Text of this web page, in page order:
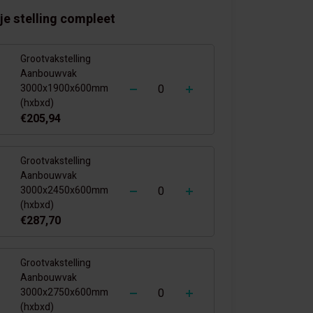
stelling compleet
Grootvakstelling
Aanbouwvak
3000x1900x600mm
(hxbxd)
€205,94
-
Grootvakstelling
Aanbouwvak
3000x2450x600mm
(hxbxd)
€287,70
-
Grootvakstelling
Aanbouwvak
3000x2750x600mm
(hxbxd)
-